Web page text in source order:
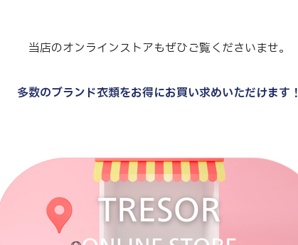
当店のオンラインストアもぜひご覧くださいませ。
多数のブランド衣類をお得にお買い求めいただけます！